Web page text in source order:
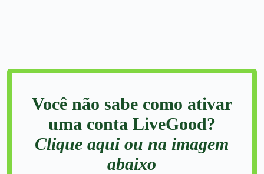
Você não sabe como ativar
uma conta LiveGood?
Clique aqui ou na imagem
abaixo